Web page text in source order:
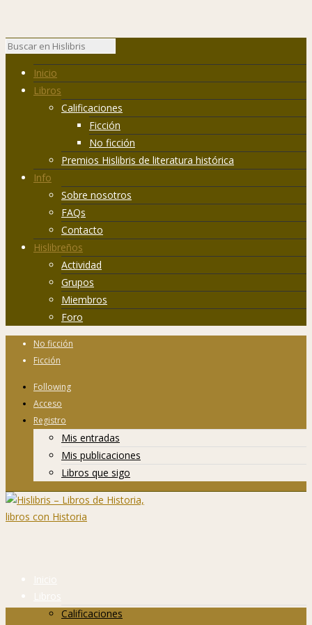
Inicio
Libros
Calificaciones
Ficción
No ficción
Premios Hislibris de literatura histórica
Info
Sobre nosotros
FAQs
Contacto
Hislibreños
Actividad
Grupos
Miembros
Foro
No ficción
Ficción
Following
Acceso
Registro
Mis entradas
Mis publicaciones
Libros que sigo
Inicio
Libros
Calificaciones